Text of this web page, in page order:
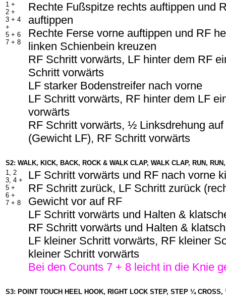
1 +
2 +
3 + 4
+
5 + 6
7 + 8
Rechte Fußspitze rechts auftippen und
auftippen
Rechte Ferse vorne auftippen und RF
linken Schienbein kreuzen
RF Schritt vorwärts, LF hinter dem RF
Schritt vorwärts
LF starker Bodenstreifer nach vorne
LF Schritt vorwärts, RF hinter dem LF
vorwärts
RF Schritt vorwärts, ½ Linksdrehung
(Gewicht LF), RF Schritt vorwärts
S2: WALK, KICK, BACK, ROCK & WALK CLAP, WALK CLAP, RUN,
1, 2
3, 4 +
5 +
6 +
7 + 8
LF Schritt vorwärts und RF nach vorne
RF Schritt zurück, LF Schritt zurück
Gewicht vor auf RF
LF Schritt vorwärts und Halten &
RF Schritt vorwärts und Halten &
LF kleiner Schritt vorwärts, RF kleiner
kleiner Schritt vorwärts
Bei den Counts 7 + 8 leicht in die Knie
S3: POINT TOUCH HEEL HOOK, RIGHT LOCK STEP, STEP ¼